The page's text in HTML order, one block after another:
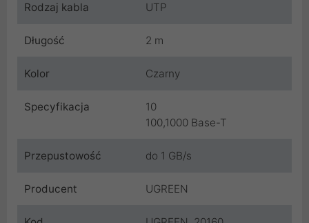
Rodzaj kabla UTP
Długość 2 m
Kolor Czarny
Specyfikacja
10
100,1000 Base-T
Przepustowość do 1 GB/s
Producent UGREEN